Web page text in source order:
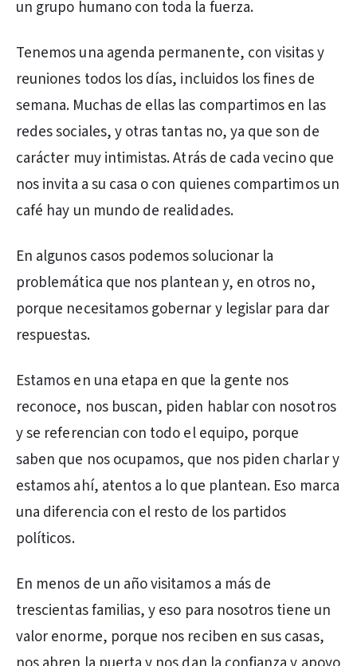
un grupo humano con toda la fuerza.
Tenemos una agenda permanente, con visitas y
reuniones todos los días, incluidos los fines de
semana. Muchas de ellas las compartimos en las
redes sociales, y otras tantas no, ya que son de
carácter muy intimistas. Atrás de cada vecino que
nos invita a su casa o con quienes compartimos un
café hay un mundo de realidades.
En algunos casos podemos solucionar la
problemática que nos plantean y, en otros no,
porque necesitamos gobernar y legislar para dar
respuestas.
Estamos en una etapa en que la gente nos
reconoce, nos buscan, piden hablar con nosotros
y se referencian con todo el equipo, porque
saben que nos ocupamos, que nos piden charlar y
estamos ahí, atentos a lo que plantean. Eso marca
una diferencia con el resto de los partidos
políticos.
En menos de un año visitamos a más de
trescientas familias, y eso para nosotros tiene un
valor enorme, porque nos reciben en sus casas,